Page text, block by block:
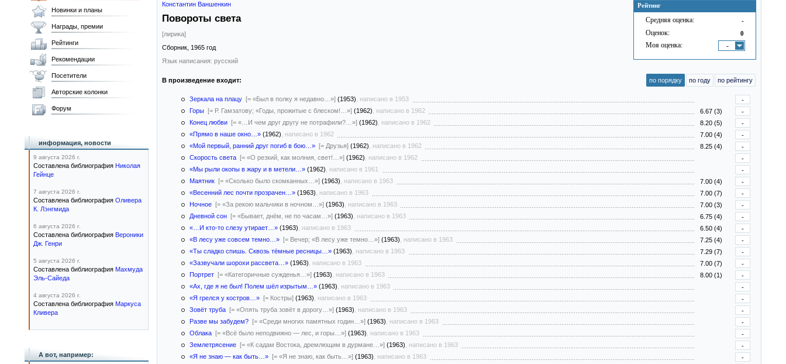
Рейтинг
Средняя оценка: -
Оценок: 0
Моя оценка: -
Константин Ваншенкин
Повороты света
[лирика]
Сборник, 1965 год
Язык написания: русский
В произведение входит: по порядку по году по рейтингу
Зеркала на плацу [= «Был в полку я недавно…»] (1953) , написано в 1953
-
Горы [= Р. Гамзатову; «Годы, прожитые с блеском!…»] (1962) , написано в 1962 6.67 (3)
-
Конец любви [= «…И чем друг другу не потрафили?…»] (1962) , написано в 1962 8.20 (5)
-
«Прямо в наше окно…» (1962) , написано в 1962 7.00 (4)
-
«Мой первый, ранний друг погиб в бою…» [= Друзья] (1962) , написано в 1962 8.25 (4)
-
Скорость света [= «О резкий, как молния, свет!…»] (1962) , написано в 1962
-
«Мы рыли окопы в жару и в метели…» (1962) , написано в 1961
-
Маятник [= «Сколько было скомканных…»] (1963) , написано в 1963 7.00 (4)
-
«Весенний лес почти прозрачен…» (1963) , написано в 1963 7.00 (7)
-
Ночное [= «За рекою мальчики в ночном…»] (1963) , написано в 1963 7.00 (3)
-
Дневной сон [= «Бывает, днём, не по часам…»] (1963) , написано в 1963 6.75 (4)
-
«…И кто-то слезу утирает…» (1963) , написано в 1963 6.50 (4)
-
«В лесу уже совсем темно…» [= Вечер; «В лесу уже темно…»] (1963) , написано в 1963 7.25 (4)
-
«Ты сладко спишь. Сквозь тёмные ресницы…» (1963) , написано в 1963 7.29 (7)
-
«Зазвучали шорохи рассвета…» (1963) , написано в 1963 7.00 (7)
-
Портрет [= «Категоричные сужденья…»] (1963) , написано в 1963 8.00 (1)
-
«Ах, где я не был! Полем шёл изрытым…» (1963) , написано в 1963
-
«Я грелся у костров…» [= Костры] (1963) , написано в 1963
-
Зовёт труба [= «Опять труба зовёт в дорогу…»] (1963) , написано в 1963
-
Разве мы забудем? [= «Среди многих памятных годин…»] (1963) , написано в 1963
-
Облака [= «Всё было неподвижно — лес, и горы…»] (1963) , написано в 1963
-
Землетрясение [= «К садам Востока, дремлющим в дурмане…»] (1963) , написано в 1963
-
«Я не знаю — как быть…» [= «Я не знаю, как быть…»] (1963) , написано в 1963
-
Новинки и планы
Награды, премии
Рейтинги
Рекомендации
Посетители
Авторские колонки
Форум
информация, новости
9 августа 2026 г.
Составлена библиография Николая
Гейнце
7 августа 2026 г.
Составлена библиография Оливера
К. Лэнгмида
6 августа 2026 г.
Составлена библиография Вероники
Дж. Генри
5 августа 2026 г.
Составлена библиография Махмуда
Эль-Сайеда
4 августа 2026 г.
Составлена библиография Маркуса
Кливера
А вот, например: